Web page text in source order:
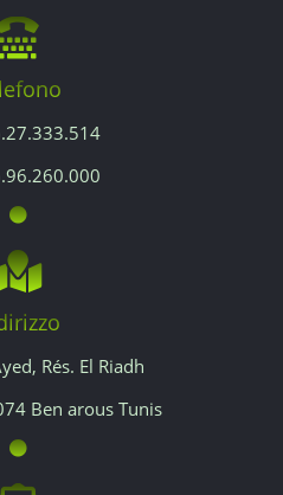
Rés. El Riadh
Ben arous Tunis